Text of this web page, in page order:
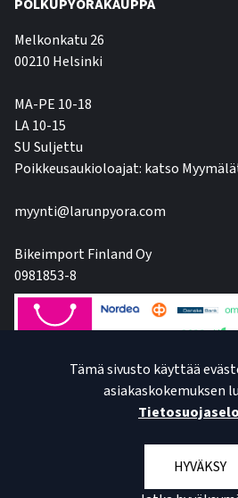
POLKUPYÖRÄKAUPPA
Melkonkatu 26
00210 Helsinki
MA-PE 10-18
LA 10-15
SU Suljettu
Poikkeusaukioloajat: katso
myynti@larunpyora.com
Bikeimport Finland Oy
0981853-8
Tämä sivusto käyttää
asiakaskokemuksen
HYVÄKSY